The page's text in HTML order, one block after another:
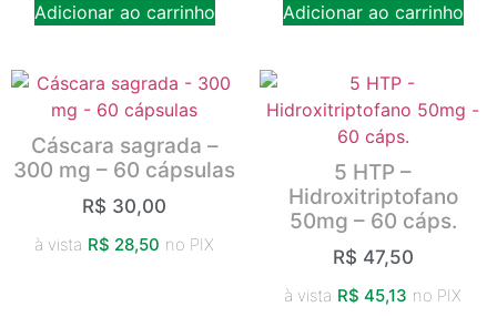
Adicionar ao carrinho Adicionar ao carrinho
Cáscara sagrada –
300 mg – 60 cápsulas
R$ 30,00
à vista R$ 28,50 no PIX
5 HTP –
Hidroxitriptofano
50mg – 60 cáps.
R$ 47,50
à vista R$ 45,13 no PIX